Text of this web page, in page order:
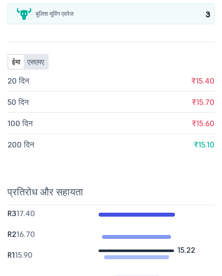
बुलिश मूविंग एवरेज 3
ईमा एसएमए
20 दिन ₹15.40
50 दिन ₹15.70
100 दिन ₹15.60
200 दिन ₹15.10
प्रतिरोध और सहायता
15.22
R317.40
R216.70
R115.90